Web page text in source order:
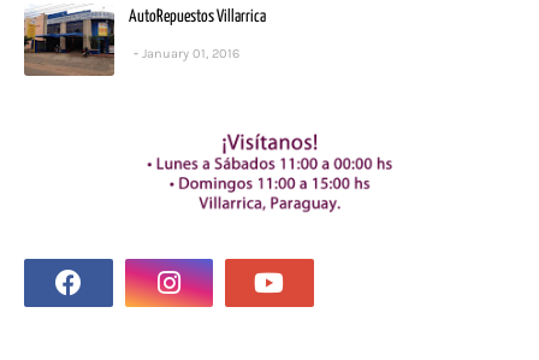
AutoRepuestos Villarrica
January 01, 2016